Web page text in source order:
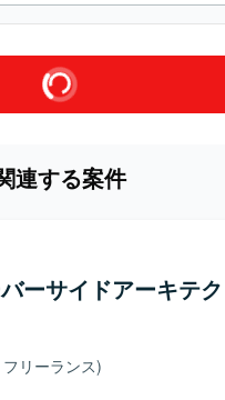
連する案件
ーサイドアーキテ
リーランス)